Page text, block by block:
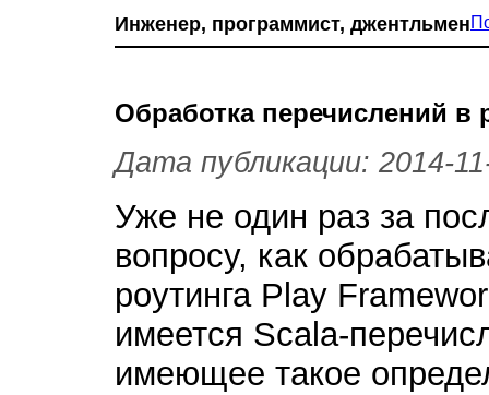
Инженер, программист, джентльмен
Обработка перечислений в
Дата публикации: 2014-
Уже не один раз за
вопросу, как
роутинга Play
имеется Scala-
имеющее такое